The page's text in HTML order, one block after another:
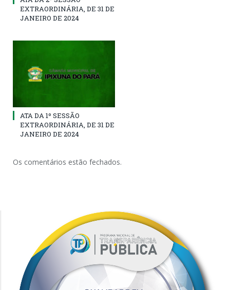
EXTRAORDINÁRIA, DE 31 DE
JANEIRO DE 2024
ATA DA 1º SESSÃO
EXTRAORDINÁRIA, DE 31 DE
JANEIRO DE 2024
Os comentários estão fechados.